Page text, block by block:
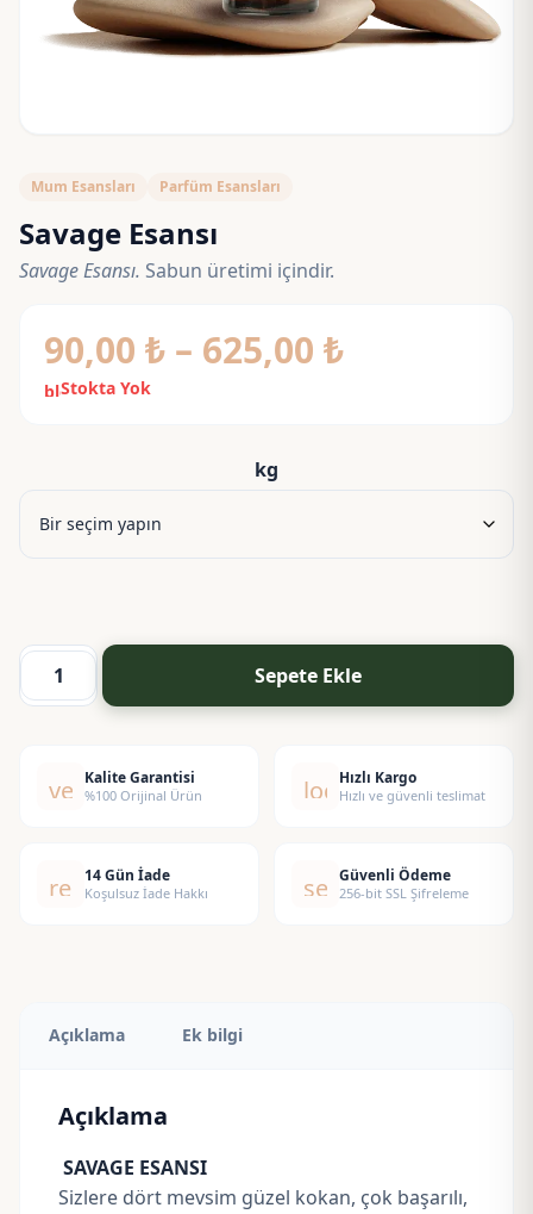
Mum Esansları Parfüm Esansları
Savage Esansı
Savage Esansı. Sabun üretimi içindir.
90,00 ₺ – 625,00 ₺Fiyat
-
625,00 ₺
block
Stokta Yok
kg
Savage
Sepete Ekle
verified
Kalite Garantisi
%100 Orijinal Ürün local_shipping
Hızlı Kargo
Hızlı ve güvenli teslimat
replay14 Gün İade
Koşulsuz İade Hakkı security
Güvenli Ödeme
256-bit SSL Şifreleme
Açıklama Ek bilgi
Açıklama
SAVAGE ESANSI
Sizlere dört mevsim güzel kokan, çok başarılı,